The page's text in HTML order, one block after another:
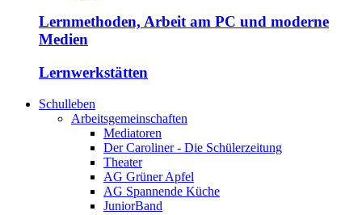
Lernmethoden, Arbeit am PC und moderne
Medien
Lernwerkstätten
Schulleben
Arbeitsgemeinschaften
Mediatoren
Der Caroliner - Die Schülerzeitung
Theater
AG Grüner Apfel
AG Spannende Küche
JuniorBand